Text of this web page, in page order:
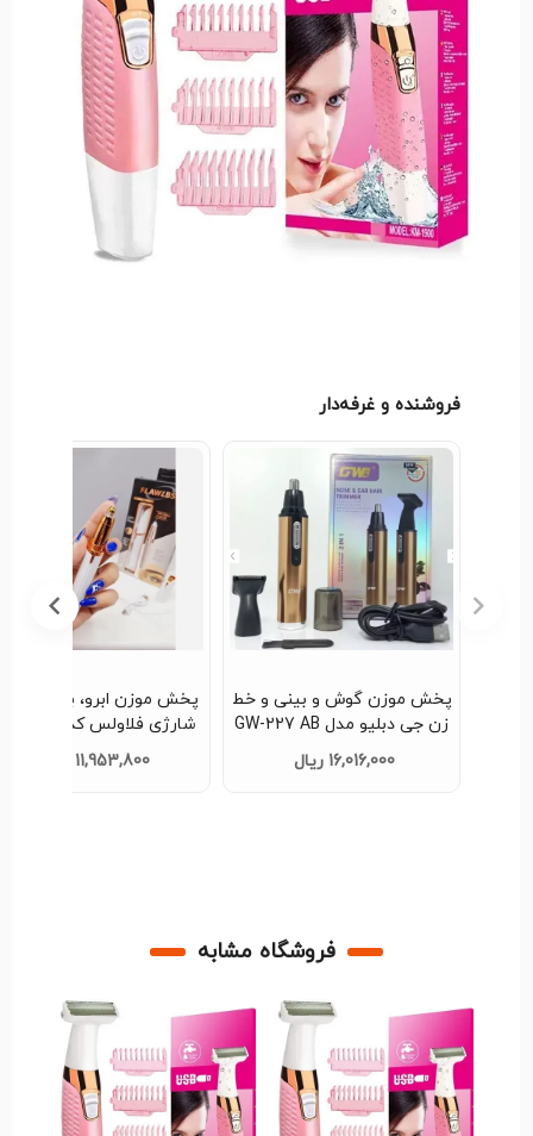
فروشنده و غرفه‌دار
پخش موزن ابرو، بینی و گوش
شارژی فلاولس کدt687 عمده
11,953,800 ریال
موزن صورت دی اس پی
70081 تک و عمده کد G4512
17,626,133 ریال
فروشگاه مشابه